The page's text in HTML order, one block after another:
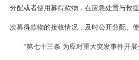
分配或者使用募得款物，在应急处置与救
次募得款物的接收情况，及时公开分配、使
“第七十三条 为应对重大突发事件开